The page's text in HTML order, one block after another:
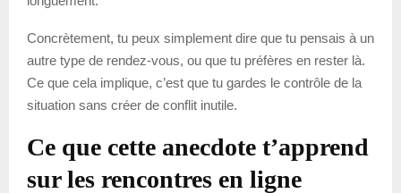
Concrètement, tu peux simplement dire que tu pensais à un
autre type de rendez-vous, ou que tu préfères en rester là.
Ce que cela implique, c’est que tu gardes le contrôle de la
situation sans créer de conflit inutile.
Ce que cette anecdote t’apprend
sur les rencontres en ligne